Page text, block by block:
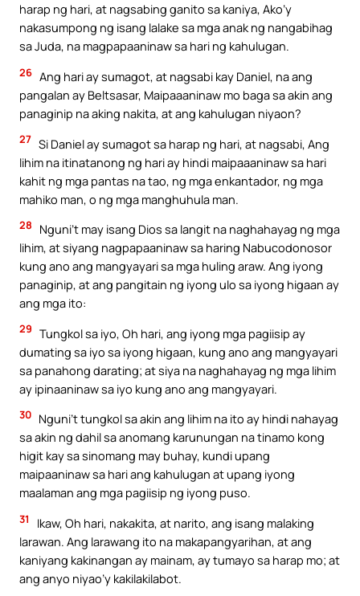
harap ng hari, at nagsabing ganito sa kaniya, Ako’y
nakasumpong ng isang lalake sa mga anak ng nangabihag
sa Juda, na magpapaaninaw sa hari ng kahulugan.
26 Ang hari ay sumagot, at nagsabi kay Daniel, na ang
pangalan ay Beltsasar, Maipaaaninaw mo baga sa akin ang
panaginip na aking nakita, at ang kahulugan niyaon?
27 Si Daniel ay sumagot sa harap ng hari, at nagsabi, Ang
lihim na itinatanong ng hari ay hindi maipaaaninaw sa hari
kahit ng mga pantas na tao, ng mga enkantador, ng mga
mahiko man, o ng mga manghuhula man.
28
Nguni’t may isang Dios sa langit na naghahayag ng mga
lihim, at siyang nagpapaaninaw sa haring Nabucodonosor
kung ano ang mangyayari sa mga huling araw. Ang iyong
panaginip, at ang pangitain ng iyong ulo sa iyong higaan ay
ang mga ito:
29 Tungkol sa iyo, Oh hari, ang iyong mga pagiisip ay
dumating sa iyo sa iyong higaan, kung ano ang mangyayari
sa panahong darating; at siya na naghahayag ng mga lihim
ay ipinaaninaw sa iyo kung ano ang mangyayari.
30 Nguni’t tungkol sa akin ang lihim na ito ay hindi nahayag
sa akin ng dahil sa anomang karunungan na tinamo kong
higit kay sa sinomang may buhay, kundi upang
maipaaninaw sa hari ang kahulugan at upang iyong
maalaman ang mga pagiisip ng iyong puso.
31
Ikaw, Oh hari, nakakita, at narito, ang isang malaking
larawan. Ang larawang ito na makapangyarihan, at ang
kaniyang kakinangan ay mainam, ay tumayo sa harap mo; at
ang anyo niyao’y kakilakilabot.